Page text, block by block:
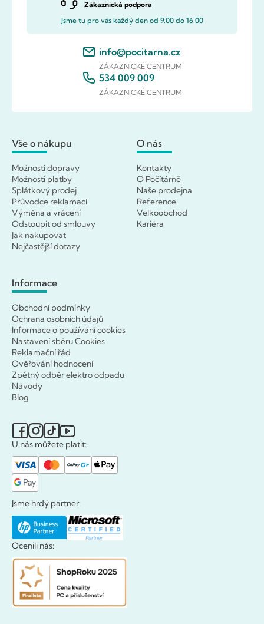
Zákaznická podpora
Jsme tu pro vás každý den od 9.00 do 16.00
info@pocitarna.cz
ZÁKAZNICKÉ CENTRUM
534 009 009
ZÁKAZNICKÉ CENTRUM
Vše o nákupu
Možnosti dopravy
Možnosti platby
Splátkový prodej
Průvodce reklamací
Výměna a vrácení
Odstoupit od smlouvy
Jak nakupovat
Nejčastější dotazy
O nás
Kontakty
O Počítárně
Naše prodejna
Reference
Velkoobchod
Kariéra
Informace
Obchodní podmínky
Ochrana osobních údajů
Informace o používání cookies
Nastavení sběru Cookies
Reklamační řád
Ověřování hodnocení
Zpětný odběr elektro odpadu
Návody
Blog
U nás můžete platit:
Jsme hrdý partner:
Ocenili nás: